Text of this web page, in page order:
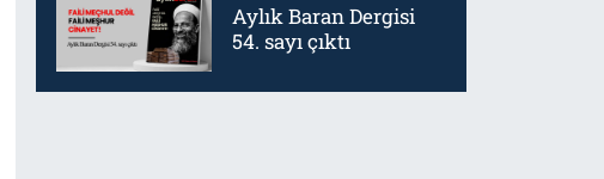
Aylık Baran Dergisi
54. sayı çıktı